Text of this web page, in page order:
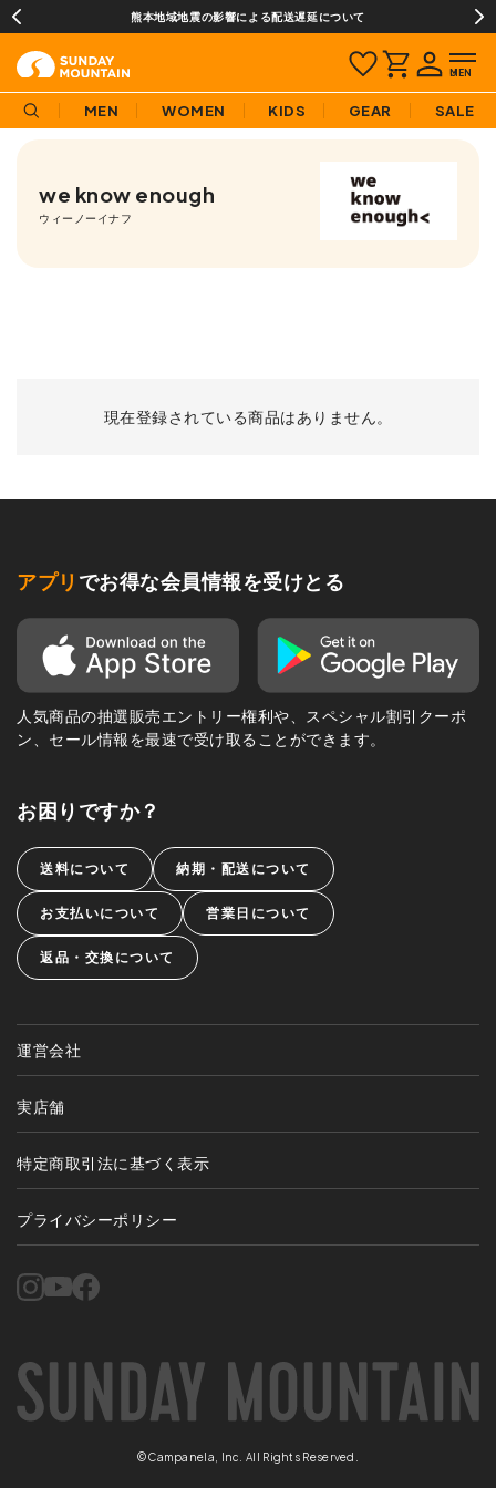
熊本地域地震の影響による配送遅延について
MEN WOMEN KIDS GEAR SALE
we know enough
ウィーノーイナフ
現在登録されている商品はありません。
アプリ でお得な会員情報を受けとる
人気商品の抽選販売エントリー権利や、スペシャル割引クーポ
ン、セール情報を最速で受け取ることができます。
お困りですか？
送料について 納期・配送について
お支払いについて 営業日について
返品・交換について
運営会社
実店舗
特定商取引法に基づく表示
プライバシーポリシー
©Campanela, Inc. All Rights Reserved.